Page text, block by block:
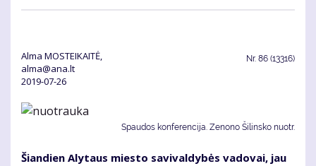
Alma MOSTEIKAITĖ,
alma@ana.lt
2019-07-26
Nr. 86 (13316)
Spaudos konferencija. Zenono Šilinsko nuotr.
Šiandien Alytaus miesto savivaldybės vadovai, jau